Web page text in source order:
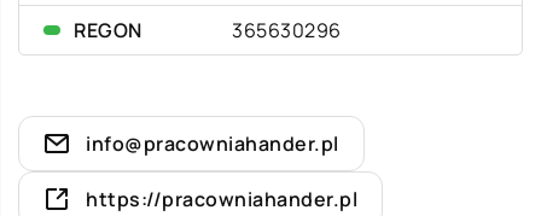
REGON
365630296
info@pracowniahander.pl
https://pracowniahander.pl